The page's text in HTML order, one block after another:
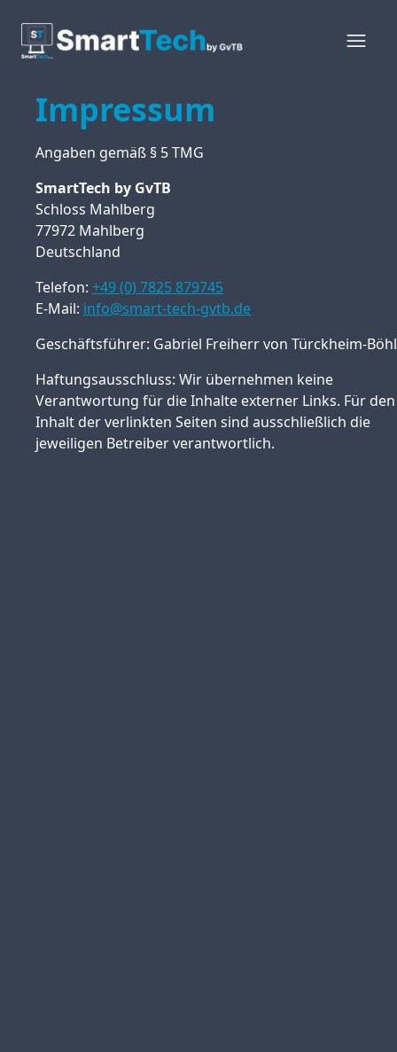
Impressum
Angaben gemäß § 5 TMG
SmartTech by GvTB
Schloss Mahlberg
77972 Mahlberg
Deutschland
Telefon: +49 (0) 7825 879745
E-Mail: info@smart-tech-gvtb.de
Geschäftsführer: Gabriel Freiherr von Türckheim-Böhl
Haftungsausschluss: Wir übernehmen keine
Verantwortung für die Inhalte externer Links. Für den
Inhalt der verlinkten Seiten sind ausschließlich die
jeweiligen Betreiber verantwortlich.